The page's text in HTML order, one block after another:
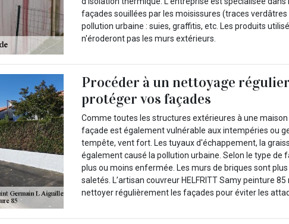
façades souillées par les moisissures (traces
pollution urbaine : suies, graffitis, etc. Les produits
n'éroderont pas les murs extérieurs.
Procéder à un nettoyage
protéger vos façades
Comme toutes les structures extérieures à une
façade est également vulnérable aux intempéries ou
tempête, vent fort. Les tuyaux d'échappement, la
également causé la pollution urbaine. Selon le type de
plus ou moins enfermée. Les murs de briques sont
saletés. L’artisan couvreur HELFRITT Samy peinture
nettoyer régulièrement les façades pour éviter les